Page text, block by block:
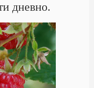
дневно.